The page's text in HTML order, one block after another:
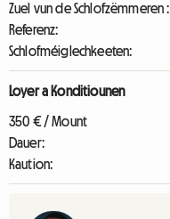
Zuel vun de Schlofzëmmeren :
Referenz:
Schlofméiglechkeeten:
Loyer a Konditiounen
350 € / Mount
Dauer:
Kaution: